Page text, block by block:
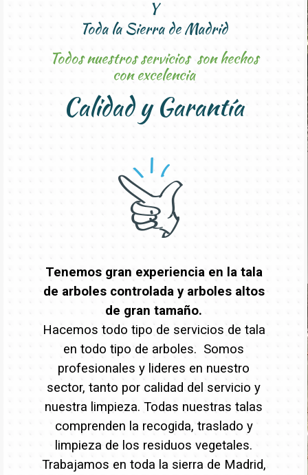
Y
Toda la Sierra de Madrid
Todos nuestros servicios son hechos
con excelencia
Calidad y Garantía
Tenemos gran experiencia en la tala
de arboles controlada y arboles altos
de gran tamaño.
Hacemos todo tipo de servicios de tala
en todo tipo de arboles. Somos
profesionales y lideres en nuestro
sector, tanto por calidad del servicio y
nuestra limpieza. Todas nuestras talas
comprenden la recogida, traslado y
limpieza de los residuos vegetales.
Trabajamos en toda la sierra de Madrid,